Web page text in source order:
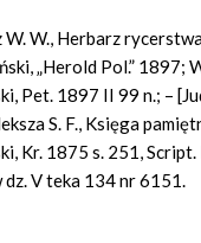
W., Herbarz
„Herold Pol.” 1897;
Pet. 1897 II 99 n.; –
S. F., Księga
Kr. 1875 s. 251,
dz. V teka 134 nr 6151.